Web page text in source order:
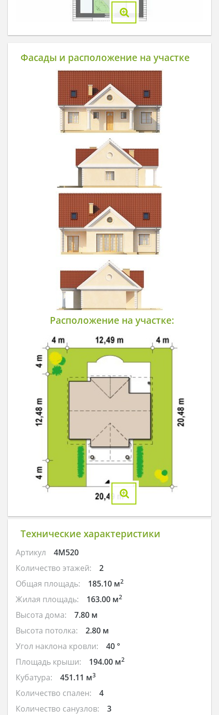
Фасады и расположение на участке
Расположение на участке:
Технические характеристики
Артикул
4M520
Количество этажей:
2
Общая площадь:
185.10 м2
Жилая площадь: 163.00 м2
Высота дома:
7.80 м
Высота потолка:
2.80 м
Угол наклона кровли:
40 °
Площадь крыши:
194.00 м2
Кубатура: 451.11 м3
Количество спален:
4
Количество санузлов:
3